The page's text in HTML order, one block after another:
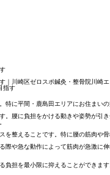
｜川崎区ゼロスポ鍼灸・整骨院川崎エ
に平間・鹿島田エリアにお住ま
腰に負担をかける動きや姿勢が
整えることです。特に腰の筋肉
や急な動作によって筋肉が急激
担を最小限に抑えることができ